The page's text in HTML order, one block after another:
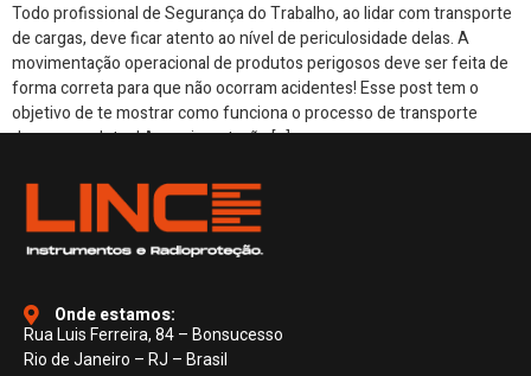
Todo profissional de Segurança do Trabalho, ao lidar com transporte
de cargas, deve ficar atento ao nível de periculosidade delas. A
movimentação operacional de produtos perigosos deve ser feita de
forma correta para que não ocorram acidentes! Esse post tem o
objetivo de te mostrar como funciona o processo de transporte
desses produtos! A movimentação […]
Onde estamos:
Rua Luis Ferreira, 84 – Bonsucesso
Rio de Janeiro – RJ – Brasil